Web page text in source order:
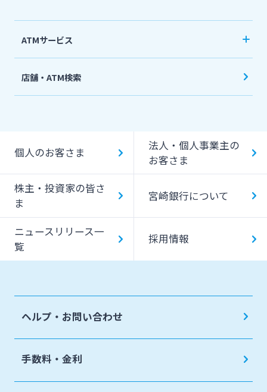
ATMサービス
機能一覧
キャッシング提携先
一日あたりのご利用限度額
ATM Operation Guide
店舗・ATM検索
個人のお客さま
法人・個人事業主の
お客さま
株主・投資家の皆さ
ま
宮崎銀行について
ニュースリリース一
覧
採用情報
ヘルプ・お問い合わせ
手数料・金利